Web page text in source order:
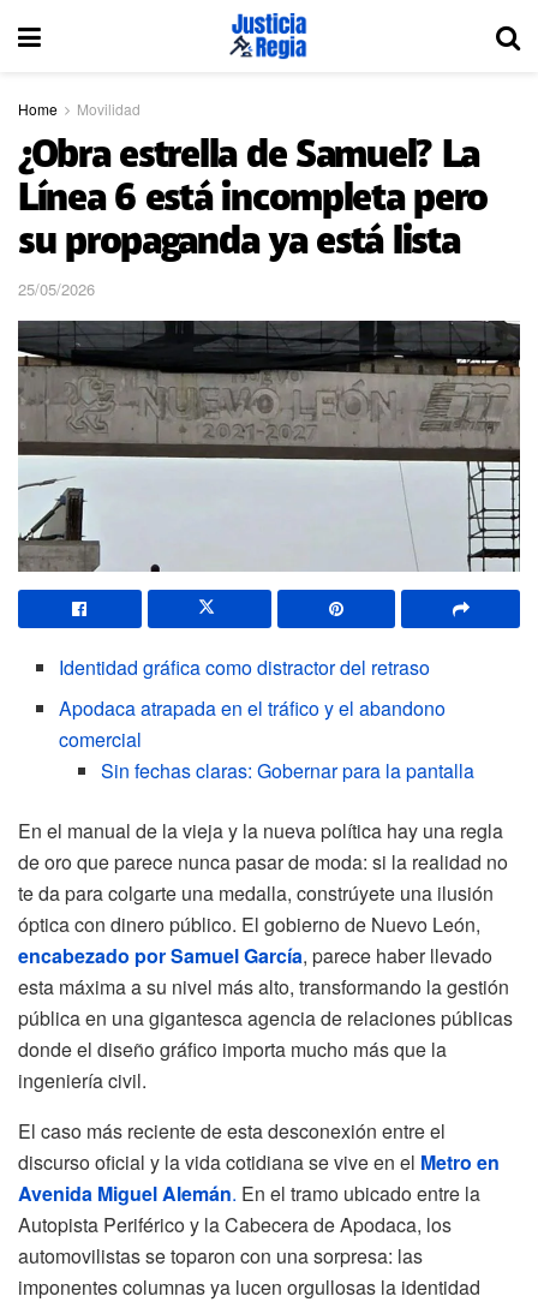
Home Movilidad
¿Obra estrella de Samuel? La
Línea 6 está incompleta pero
su propaganda ya está lista
25/05/2026
Identidad gráfica como distractor del retraso
Apodaca atrapada en el tráfico y el abandono
comercial
Sin fechas claras: Gobernar para la pantalla
En el manual de la vieja y la nueva política hay una regla
de oro que parece nunca pasar de moda: si la realidad no
te da para colgarte una medalla, constrúyete una ilusión
óptica con dinero público. El gobierno de Nuevo León,
encabezado por Samuel García, parece haber llevado
esta máxima a su nivel más alto, transformando la gestión
pública en una gigantesca agencia de relaciones públicas
donde el diseño gráfico importa mucho más que la
ingeniería civil.
El caso más reciente de esta desconexión entre el
discurso oficial y la vida cotidiana se vive en el Metro en
Avenida Miguel Alemán. En el tramo ubicado entre la
Autopista Periférico y la Cabecera de Apodaca, los
automovilistas se toparon con una sorpresa: las
imponentes columnas ya lucen orgullosas la identidad